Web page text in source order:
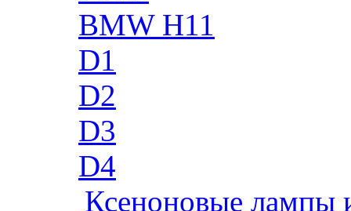
BMW H11
D1
D2
D3
D4
Ксеноновые лампы